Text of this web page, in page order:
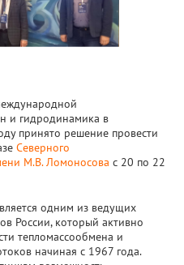
и гидродинамика в
принято решение провести
Северного
М.В. Ломоносова с 20 по 22
одним из ведущих
России, который активно
тепломассообмена и
начиная с 1967 года.